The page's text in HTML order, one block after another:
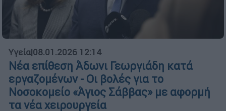
Υγεία|08.01.2026 12:14
Νέα επίθεση Άδωνι Γεωργιάδη κατά
εργαζομένων - Οι βολές για το
Νοσοκομείο «Άγιος Σάββας» με αφορμή
τα νέα χειρουργεία